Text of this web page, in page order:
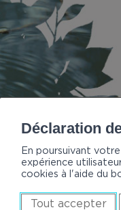
Déclaration
En poursuivant
expérience
cookies à l'aide du
Tout accepter